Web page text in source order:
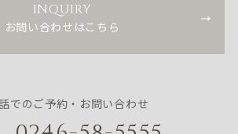
INQUIRY
お問い合わせはこちら
でのご予約・お問い合わせ